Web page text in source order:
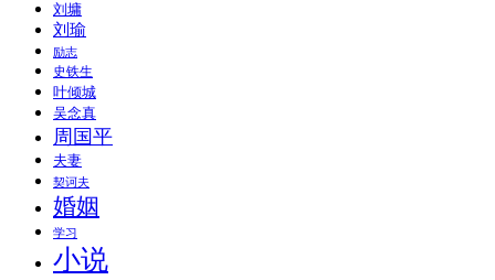
刘墉
刘瑜
励志
史铁生
叶倾城
吴念真
周国平
夫妻
契诃夫
婚姻
学习
小说